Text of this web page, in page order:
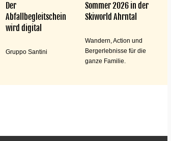
Der
Abfallbegleitschein
wird digital
Gruppo Santini
Sommer 2026 in der
Skiworld Ahrntal
Wandern, Action und
Bergerlebnisse für die
ganze Familie.